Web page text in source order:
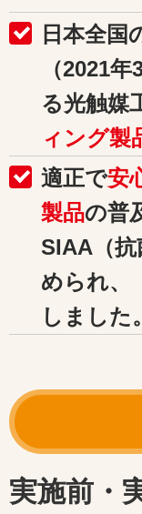
日本全国
（2021
る光触媒
ィング製
適正で安
製品の普
SIAA（抗
められ、
しました。
実施前・